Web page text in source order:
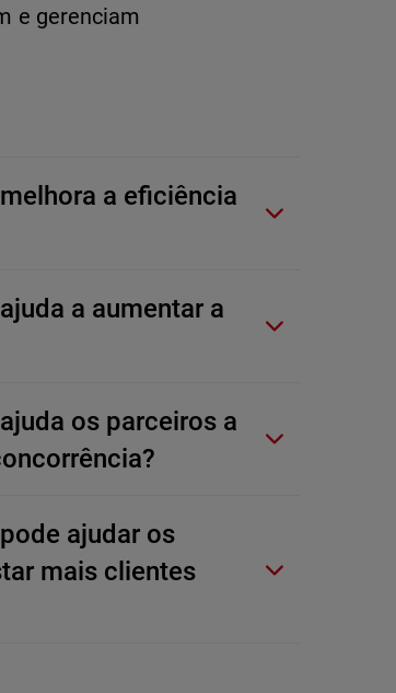
e gerenciam
a eficiência
a aumentar a
os parceiros a
ajudar os
mais clientes